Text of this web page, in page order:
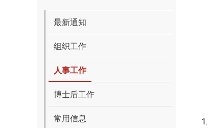
最新通知
组织工作
人事工作
博士后工作
常用信息 1.